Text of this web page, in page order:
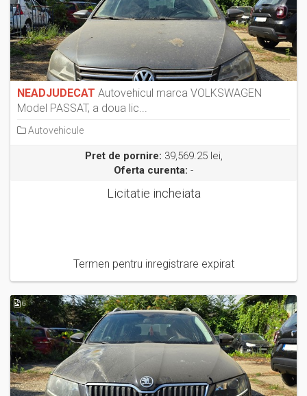
NEADJUDECAT Autovehicul marca VOLKSWAGEN
Model PASSAT, a doua lic...
Autovehicule
Pret de pornire: 39,569.25 lei,
Oferta curenta: -
Licitatie incheiata
Termen pentru inregistrare expirat
6